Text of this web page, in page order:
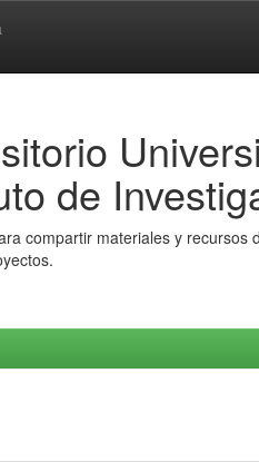
de
compartir materiales y